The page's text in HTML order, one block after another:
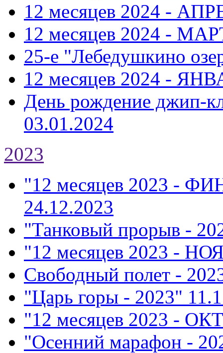
12 месяцев 2024 -
12 месяцев 2024 -
25-е "Лебедушкино
12 месяцев 2024 -
День рождение джип-
03.01.2024
2023
"12 месяцев 2023 -
24.12.2023
"Танковый прорыв -
"12 месяцев 2023 -
Свободный полет -
"Царь горы - 2023"
"12 месяцев 2023 -
"Осенний марафон -